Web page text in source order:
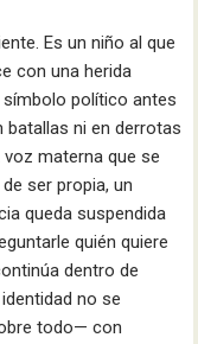
Es un niño al que
con una herida
político antes
batallas ni en derrotas
materna que se
ser propia, un
queda suspendida
quién quiere
dentro de
no se
todo— con